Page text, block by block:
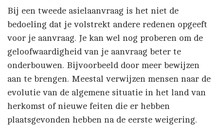
Bij een tweede asielaanvraag is het niet de
bedoeling dat je volstrekt andere redenen opgeeft
voor je aanvraag. Je kan wel nog proberen om de
geloofwaardigheid van je aanvraag beter te
onderbouwen. Bijvoorbeeld door meer bewijzen
aan te brengen. Meestal verwijzen mensen naar de
evolutie van de algemene situatie in het land van
herkomst of nieuwe feiten die er hebben
plaatsgevonden hebben na de eerste weigering.